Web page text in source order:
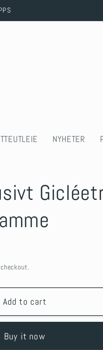
NYHETER
Add to cart
Buy it now